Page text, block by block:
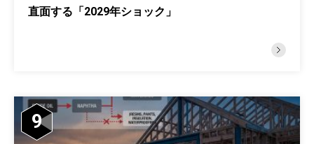
直面する「2029年ショック」
9